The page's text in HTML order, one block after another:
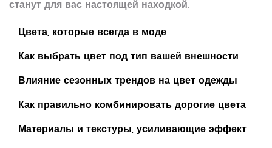
станут для вас настоящей находкой.
Цвета, которые всегда в моде
Как выбрать цвет под тип вашей внешности
Влияние сезонных трендов на цвет одежды
Как правильно комбинировать дорогие цвета
Материалы и текстуры, усиливающие эффект